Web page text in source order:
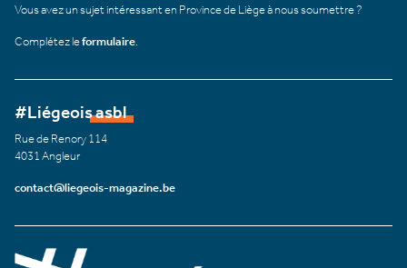
Vous avez un sujet intéressant en Province de Liège à nous soumettre ?
Complétez leformulaire
#Liégeois asbl
Rue de Renory 114
4031 Angleur
contact@liegeois-magazine.be